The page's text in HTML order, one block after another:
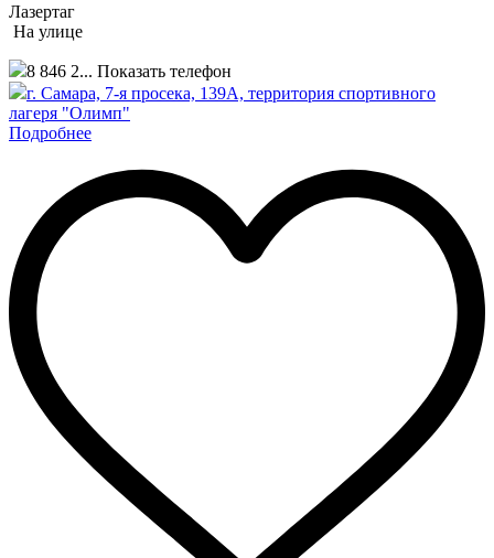
Лазертаг
На улице
8 846 2... Показать телефон
г. Самара, 7-я просека, 139А, территория спортивного
лагеря "Олимп"
Подробнее